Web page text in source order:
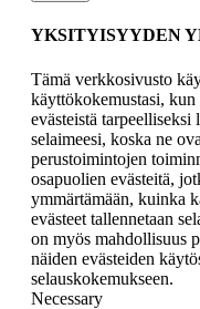
YKSITYISYYDEN
Tämä verkkosivusto
käyttökokemustasi,
evästeistä tarpeelliseksi
selaimeesi, koska ne
perustoimintojen
osapuolien evästeitä,
ymmärtämään, kuinka
evästeet tallennetaan
on myös mahdollisuus
näiden evästeiden
selauskokemukseen.
Necessary